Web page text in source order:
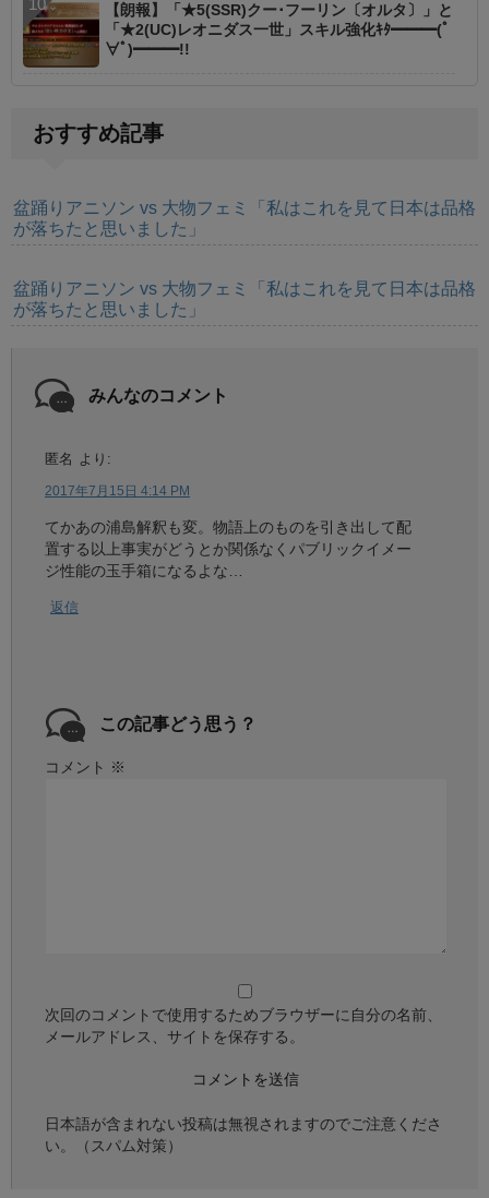
【朗報】「★5(SSR)クー･フーリン〔オルタ〕」と
「★2(UC)レオニダス一世」スキル強化ｷﾀ━━━(ﾟ
∀ﾟ)━━━!!
おすすめ記事
盆踊りアニソン vs 大物フェミ「私はこれを見て日本は品格
が落ちたと思いました」
盆踊りアニソン vs 大物フェミ「私はこれを見て日本は品格
が落ちたと思いました」
みんなのコメント
匿名 より:
2017年7月15日 4:14 PM
てかあの浦島解釈も変。物語上のものを引き出して配
置する以上事実がどうとか関係なくパブリックイメー
ジ性能の玉手箱になるよな…
返信
この記事どう思う？
コメント ※
次回のコメントで使用するためブラウザーに自分の名前、
メールアドレス、サイトを保存する。
日本語が含まれない投稿は無視されますのでご注意くださ
い。（スパム対策）